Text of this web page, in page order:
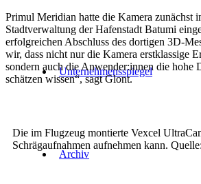
Unternehmensspiegel
Archiv
Primul Meridian hatte die Kamera zunächst
Stadtverwaltung der Hafenstadt Batumi
erfolgreichen Abschluss des dortigen 3D-
wir, dass nicht nur die Kamera erstklassige
sondern auch die Anwender:innen die hohe
schätzen wissen“, sagt Glont.
Die im Flugzeug montierte Vexcel
Schrägaufnahmen aufnehmen kann.